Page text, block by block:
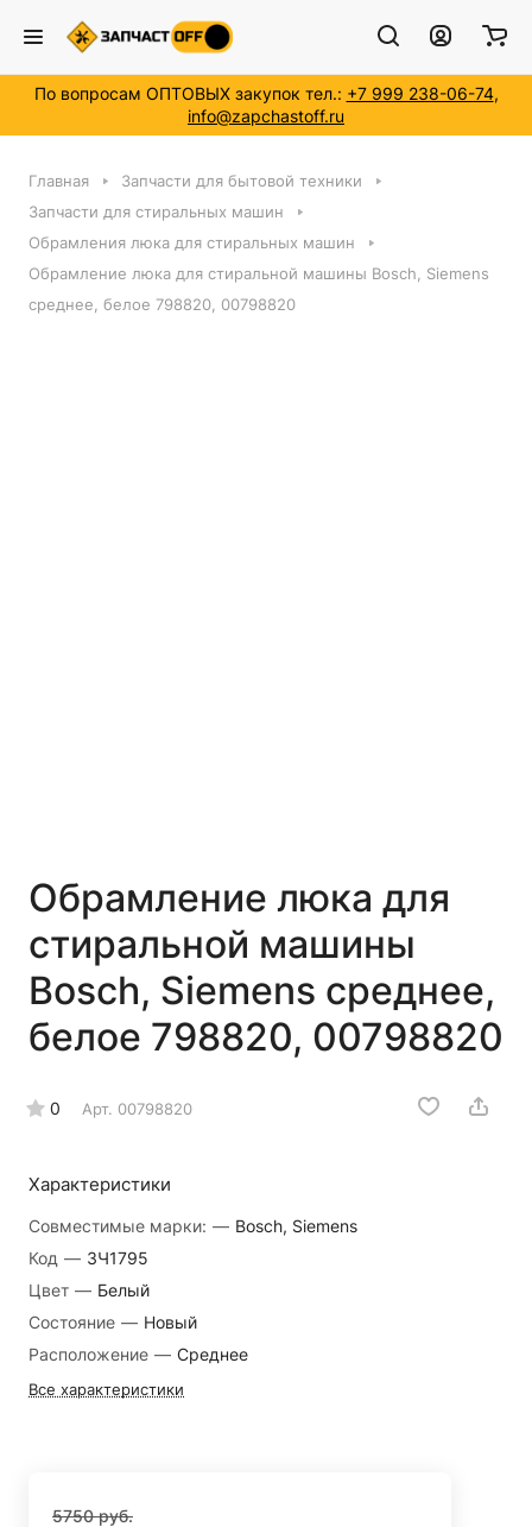
По вопросам ОПТОВЫХ закупок тел.: +7 999 238-06-74,
info@zapchastoff.ru
Главная
Запчасти для бытовой техники
Запчасти для стиральных машин
Обрамления люка для стиральных машин
Обрамление люка для стиральной машины Bosch, Siemens
среднее, белое 798820, 00798820
Обрамление люка для
стиральной машины
Bosch, Siemens среднее,
белое 798820, 00798820
0 Арт. 00798820
Характеристики
Совместимые марки: — Bosch, Siemens
Код — ЗЧ1795
Цвет — Белый
Состояние — Новый
Расположение — Среднее
Все характеристики
5750 руб.